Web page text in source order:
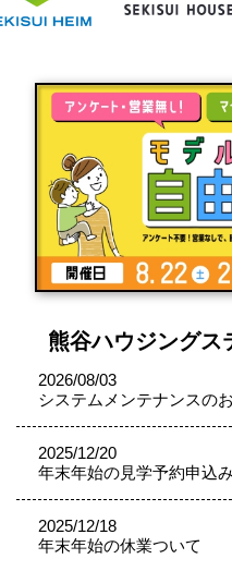
熊谷ハウジングス
2026/08/03
システムメンテナンスの
2025/12/20
年末年始の見学予約申込
2025/12/18
年末年始の休業ついて